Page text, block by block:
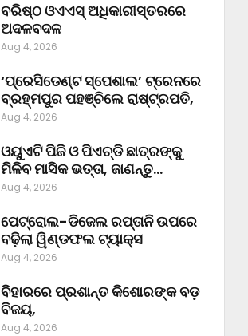
ବରିଷ୍ଠ ଓଏଏସ୍‌ ଅଧିକାରୀସ୍ତରରେ
ଅଦଳବଦଳ
Aug 4, 2026
‘ପ୍ରେସିଡେଣ୍ଟ ସ୍ପେଶାଲ’ ଟ୍ରେନରେ
ବ୍ରହ୍ମପୁର ପହଞ୍ଚିଲେ ରାଷ୍ଟ୍ରପତି,
Aug 4, 2026
ଓୟୁଏଟି ପିଜି ଓ ପିଏଚ୍‌ଡି ଛାତ୍ରଙ୍କୁ
ମିଳିବ ମାସିକ ଭତ୍ତା, ଜାଣନ୍ତୁ…
Aug 4, 2026
ପେଟ୍ରୋଲ-ଡିଜେଲ ରପ୍ତାନି ଉପରେ
ବଢ଼ିଲା ୱିଣ୍ଡଫଲ ଟ୍ୟାକ୍ସ
Aug 4, 2026
ବିହାରରେ ପ୍ରଶାନ୍ତ କିଶୋରଙ୍କ ବଡ଼
ବିଜୟ,
Aug 4, 2026